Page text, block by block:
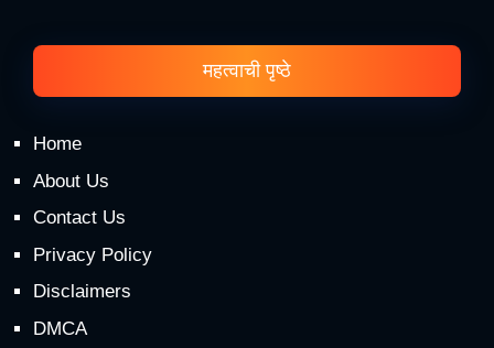
महत्वाची पृष्ठे
Home
About Us
Contact Us
Privacy Policy
Disclaimers
DMCA